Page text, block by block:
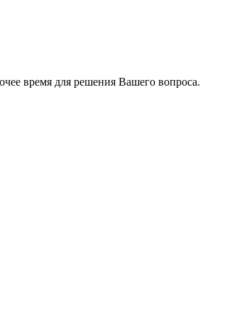
время для решения Вашего вопроса.